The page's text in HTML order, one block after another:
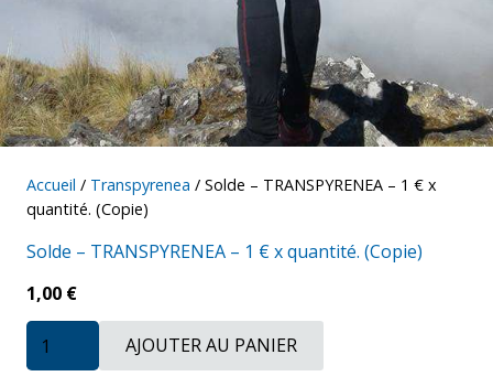
Accueil / Transpyrenea / Solde – TRANSPYRENEA – 1 € x
quantité. (Copie)
Solde – TRANSPYRENEA – 1 € x quantité. (Copie)
1,00 €
quantité
de
Solde
AJOUTER AU PANIER